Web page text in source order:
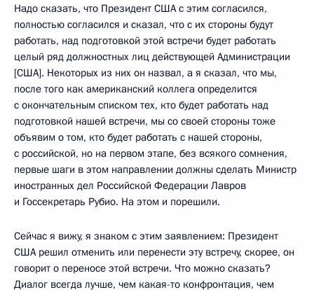
Надо сказать, что Президент США с этим согласился,
полностью согласился и сказал, что с их стороны будут
работать, над подготовкой этой встречи будет работать
целый ряд должностных лиц действующей Администрации
[США]. Некоторых из них он назвал, а я сказал, что мы,
после того как американский коллега определится
с окончательным списком тех, кто будет работать над
подготовкой нашей встречи, мы со своей стороны тоже
объявим о том, кто будет работать с нашей стороны,
с российской, но на первом этапе, без всякого сомнения,
первые шаги в этом направлении должны сделать Министр
иностранных дел Российской Федерации Лавров
и Госсекретарь Рубио. На этом и порешили.
Сейчас я вижу, я знаком с этим заявлением: Президент
США решил отменить или перенести эту встречу, скорее, он
говорит о переносе этой встречи. Что можно сказать?
Диалог всегда лучше, чем какая-то конфронтация, чем